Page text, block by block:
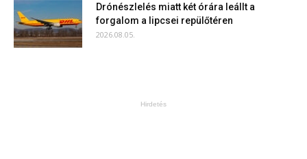
Drónészlelés miatt két órára leállt a
forgalom a lipcsei repülőtéren
2026.08.05.
Hirdetés